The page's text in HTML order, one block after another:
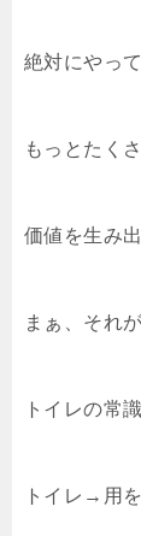
絶対にやっ
もっとたく
価値を生み
まぁ、それ
トイレの常
トイレ→用